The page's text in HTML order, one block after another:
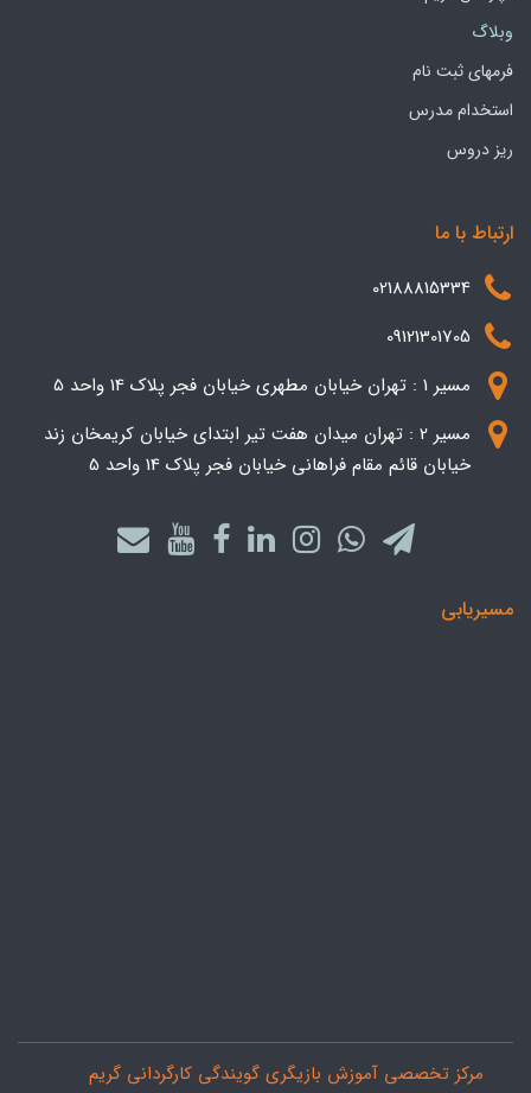
وبلاگ
فرمهای ثبت نام
استخدام مدرس
ریز دروس
ارتباط با ما
02188815334
09121301705
مسیر 1 : تهران خیابان مطهری خیابان فجر پلاک 14 واحد 5
مسیر 2 : تهران میدان هفت تیر ابتدای خیابان کریمخان زند
خیابان قائم مقام فراهانی خیابان فجر پلاک 14 واحد 5
مسیریابی
مرکز تخصصی آموزش بازیگری گویندگی کارگردانی گریم